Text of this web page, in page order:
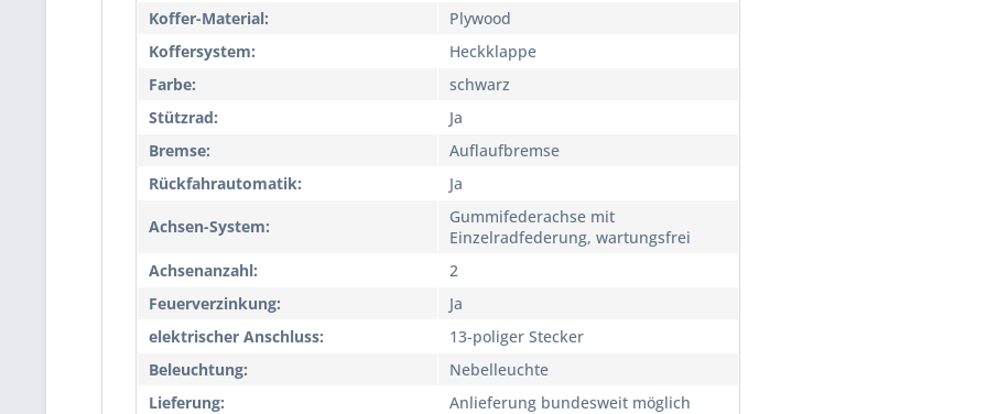
Koffer-Material:
Plywood
Koffersystem:
Heckklappe
Farbe:
schwarz
Stützrad:
Ja
Bremse:
Auflaufbremse
Rückfahrautomatik:
Ja
Achsen-System:
Gummifederachse mit
Einzelradfederung, wartungsfrei
Achsenanzahl:
2
Feuerverzinkung:
Ja
elektrischer Anschluss:
13-poliger Stecker
Beleuchtung:
Nebelleuchte
Lieferung:
Anlieferung bundesweit möglich